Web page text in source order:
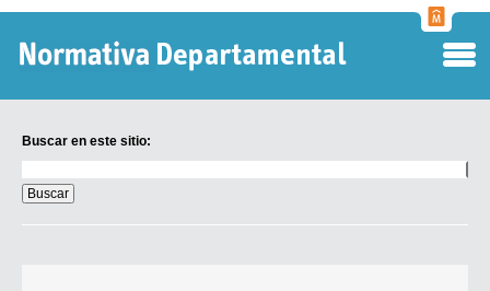
Buscar en este sitio:
en
este
sitio: